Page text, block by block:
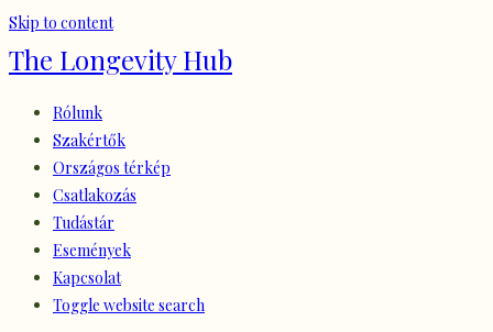
Skip to content
The Longevity Hub
Rólunk
Szakértők
Országos térkép
Csatlakozás
Tudástár
Események
Kapcsolat
Toggle website search